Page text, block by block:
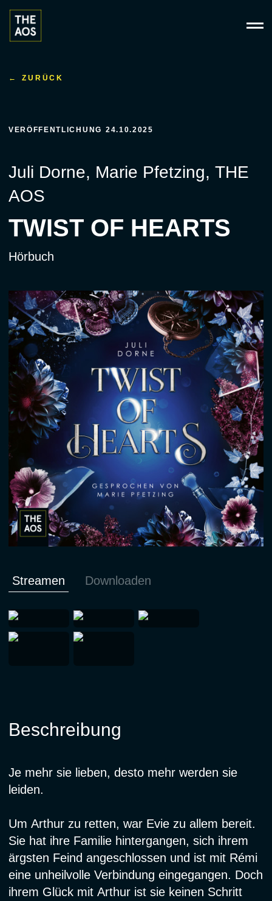
Zum
Inhalt
springen
PITCH
ÜBER UNS
KONTAKT
ZURÜCK
VERÖFFENTLICHUNG 24.10.2025
Juli Dorne, Marie Pfetzing, THE
AOS
TWIST OF HEARTS
Hörbuch
Streamen Downloaden
Beschreibung
Je mehr sie lieben, desto mehr werden sie
leiden.
Um Arthur zu retten, war Evie zu allem bereit.
Sie hat ihre Familie hintergangen, sich ihrem
ärgsten Feind angeschlossen und ist mit Rémi
eine unheilvolle Verbindung eingegangen. Doch
ihrem Glück mit Arthur ist sie keinen Schritt